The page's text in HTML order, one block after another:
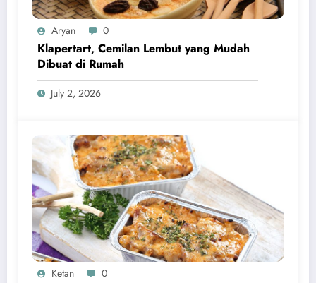
Aryan 0
Klapertart, Cemilan Lembut yang Mudah
Dibuat di Rumah
July 2, 2026
Ketan 0